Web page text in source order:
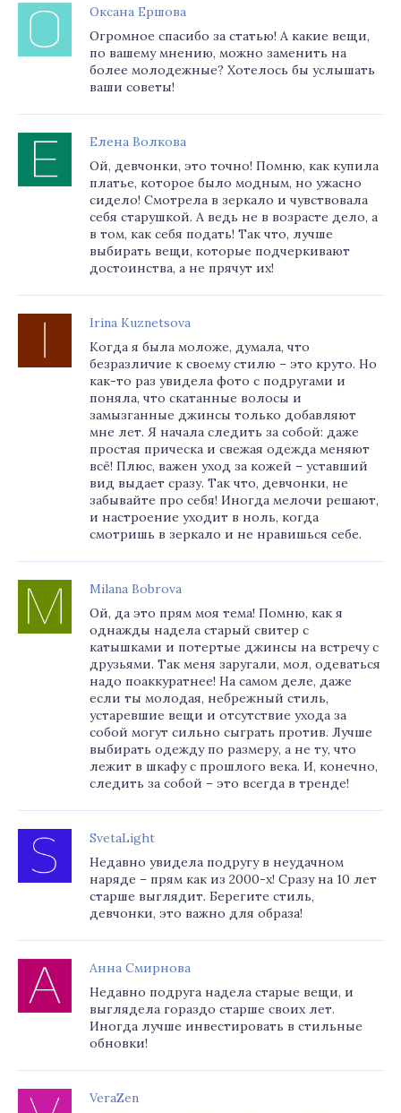
Оксана Ершова
Огромное спасибо за статью! А какие вещи,
по вашему мнению, можно заменить на
более молодежные? Хотелось бы услышать
ваши советы!
Елена Волкова
Ой, девчонки, это точно! Помню, как купила
платье, которое было модным, но ужасно
сидело! Смотрела в зеркало и чувствовала
себя старушкой. А ведь не в возрасте дело, а
в том, как себя подать! Так что, лучше
выбирать вещи, которые подчеркивают
достоинства, а не прячут их!
Irina Kuznetsova
Когда я была моложе, думала, что
безразличие к своему стилю – это круто. Но
как-то раз увидела фото с подругами и
поняла, что скатанные волосы и
замызганные джинсы только добавляют
мне лет. Я начала следить за собой: даже
простая прическа и свежая одежда меняют
всё! Плюс, важен уход за кожей – уставший
вид выдает сразу. Так что, девчонки, не
забывайте про себя! Иногда мелочи решают,
и настроение уходит в ноль, когда
смотришь в зеркало и не нравишься себе.
Milana Bobrova
Ой, да это прям моя тема! Помню, как я
однажды надела старый свитер с
катышками и потертые джинсы на встречу с
друзьями. Так меня заругали, мол, одеваться
надо поаккуратнее! На самом деле, даже
если ты молодая, небрежный стиль,
устаревшие вещи и отсутствие ухода за
собой могут сильно сыграть против. Лучше
выбирать одежду по размеру, а не ту, что
лежит в шкафу с прошлого века. И, конечно,
следить за собой – это всегда в тренде!
SvetaLight
Недавно увидела подругу в неудачном
наряде – прям как из 2000-х! Сразу на 10 лет
старше выглядит. Берегите стиль,
девчонки, это важно для образа!
Анна Смирнова
Недавно подруга надела старые вещи, и
выглядела гораздо старше своих лет.
Иногда лучше инвестировать в стильные
обновки!
VeraZen